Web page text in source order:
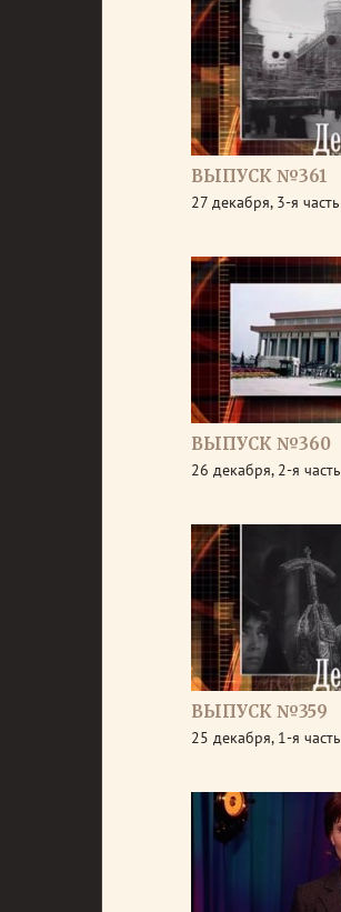
ВЫПУСК №361
27 декабря, 3-я часть
ВЫПУСК №360
26 декабря, 2-я часть
ВЫПУСК №359
25 декабря, 1-я часть